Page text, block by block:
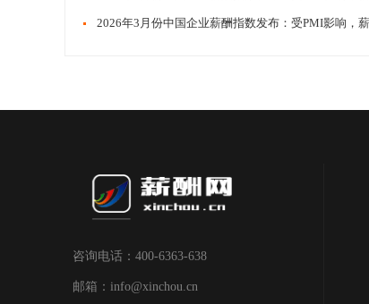
咨询电话：400-6363-638
邮箱：info@xinchou.cn